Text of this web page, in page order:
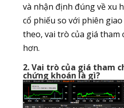
và nhận định đúng về xu
cổ phiếu so với phiên
theo, vai trò của giá tham
hơn.
2. Vai trò của giá tham
chứng khoán là gì?